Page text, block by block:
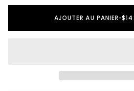
AJOUTER AU PANIER•